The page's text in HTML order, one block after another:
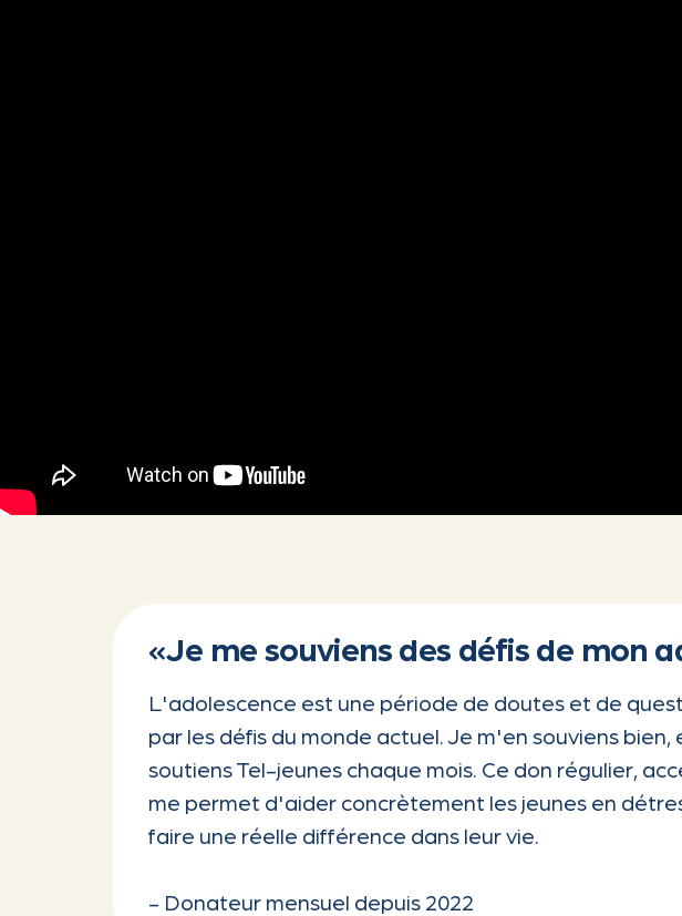
«Je me souviens des défis de mon
L'adolescence est une période de doutes et de
par les défis du monde actuel. Je m'en souviens
soutiens Tel-jeunes chaque mois. Ce don régulier,
me permet d'aider concrètement les jeunes en
faire une réelle différence dans leur vie.
- Donateur mensuel depuis 2022